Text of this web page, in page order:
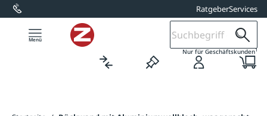
springen RatgeberServices
Nur für Geschäftskunden1